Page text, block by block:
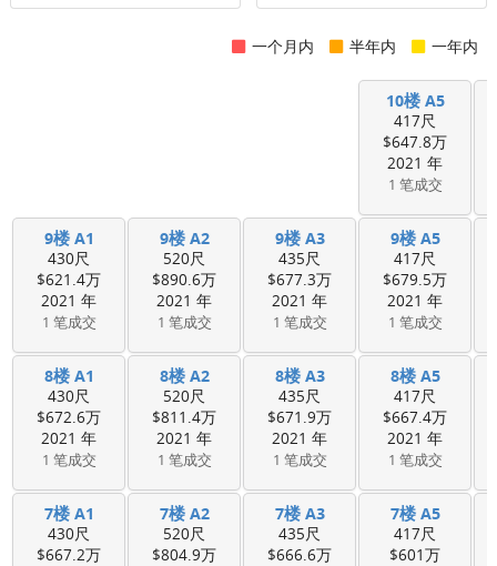
一个月内 半年内 一年内
10楼 A5
417尺
$647.8万
2021 年
1 笔成交
9楼 A1
430尺
$621.4万
2021 年
1 笔成交
9楼 A2
520尺
$890.6万
2021 年
1 笔成交
9楼 A3
435尺
$677.3万
2021 年
1 笔成交
9楼 A5
417尺
$679.5万
2021 年
1 笔成交
8楼 A1
430尺
$672.6万
2021 年
1 笔成交
8楼 A2
520尺
$811.4万
2021 年
1 笔成交
8楼 A3
435尺
$671.9万
2021 年
1 笔成交
8楼 A5
417尺
$667.4万
2021 年
1 笔成交
7楼 A1
430尺
$667.2万
7楼 A2
520尺
$804.9万
7楼 A3
435尺
$666.6万
7楼 A5
417尺
$601万